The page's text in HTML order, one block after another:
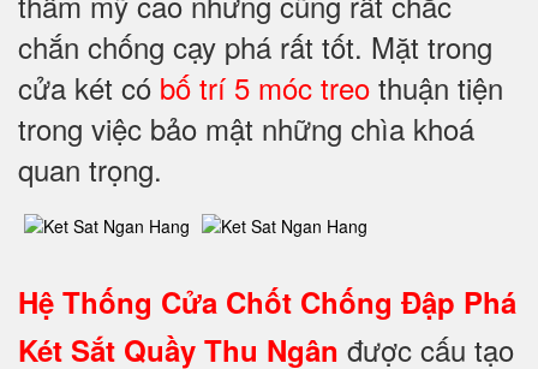
chắn chống cạy phá rất tốt. Mặt trong
cửa két có bố trí 5 móc treo thuận tiện
trong việc bảo mật những chìa khoá
quan trọng.
Hệ Thống Cửa Chốt Chống Đập Phá
Két Sắt Quầy Thu Ngân được cấu tạo